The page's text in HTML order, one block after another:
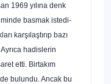
1969 yılına denk
basmak istedi­
karşılaştırıp bazı
hadislerin
etti. Birtakım
bulundu. Ancak bu